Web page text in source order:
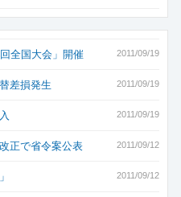
2011/09/19
全国大会」開催
2011/09/19
差損発生
2011/09/19
2011/09/12
正で省令案公表
2011/09/12